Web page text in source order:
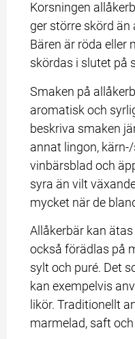
Korsningen
ger större skörd än
Bären är röda eller
skördas i slutet på
Smaken på
aromatisk och
beskriva smaken
annat lingon,
vinbärsblad och
syra än vilt
mycket när de
Allåkerbär kan
också förädlas på
sylt och puré. Det
kan exempelvis
likör. Traditionellt
marmelad, saft och